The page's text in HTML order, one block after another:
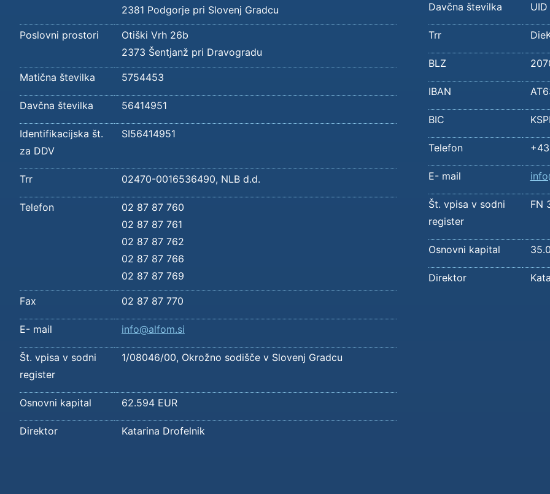
2381 Podgorje pri Slovenj Gradcu
Poslovni prostori
Otiški Vrh 26b
2373 Šentjanž pri Dravogradu
Matična številka 5754453
Davčna številka 56414951
Identifikacijska št.
za DDV
SI56414951
Trr 02470-0016536490, NLB d.d.
Telefon
02 87 87 760
02 87 87 761
02 87 87 762
02 87 87 766
02 87 87 769
Fax 02 87 87 770
E- mail info@alfom.si
Št. vpisa v sodni
register
1/08046/00, Okrožno sodišče v Slovenj Gradcu
Osnovni kapital 62.594 EUR
Direktor Katarina Drofelnik
Davčna številka
Trr
BLZ
IBAN
BIC
Telefon
E- mail
Št. vpisa v sodni
register
FN
Osnovni kapital
Direktor